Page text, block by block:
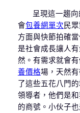
呈現這一趨
會包養網單次民
方面與快節拍確
是社會成長讓人
然。有需求就會
養價格場，天然
了這些五花八門
領導者，他們是
的商號。小伙子